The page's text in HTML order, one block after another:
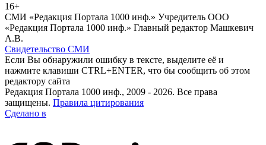
16+
СМИ «Редакция Портала 1000 инф.» Учредитель ООО
«Редакция Портала 1000 инф.» Главный редактор Машкевич
А.В.
Свидетельство СМИ
Если Вы обнаружили ошибку в тексте, выделите её и
нажмите клавиши CTRL+ENTER, что бы сообщить об этом
редактору сайта
Редакция Портала 1000 инф., 2009 - 2026. Все права
защищены. Правила цитирования
Сделано в